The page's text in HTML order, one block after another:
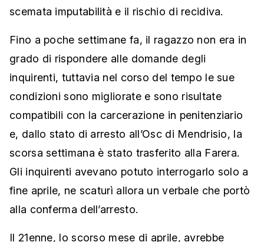
scemata imputabilità e il rischio di recidiva.
Fino a poche settimane fa, il ragazzo non era in
grado di rispondere alle domande degli
inquirenti, tuttavia nel corso del tempo le sue
condizioni sono migliorate e sono risultate
compatibili con la carcerazione in penitenziario
e, dallo stato di arresto all’Osc di Mendrisio, la
scorsa settimana è stato trasferito alla Farera.
Gli inquirenti avevano potuto interrogarlo solo a
fine aprile, ne scaturì allora un verbale che portò
alla conferma dell’arresto.
Il 21enne, lo scorso mese di aprile, avrebbe